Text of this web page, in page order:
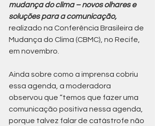
mudança do clima – novos olhares e
soluções para a comunicação,
realizado na Conferência Brasileira de
Mudança do Clima (CBMC), no Recife,
em novembro.
Ainda sobre como a imprensa cobriu
essa agenda, a moderadora
observou que “temos que fazer uma
comunicação positiva nessa agenda,
porque talvez falar de catástrofe não